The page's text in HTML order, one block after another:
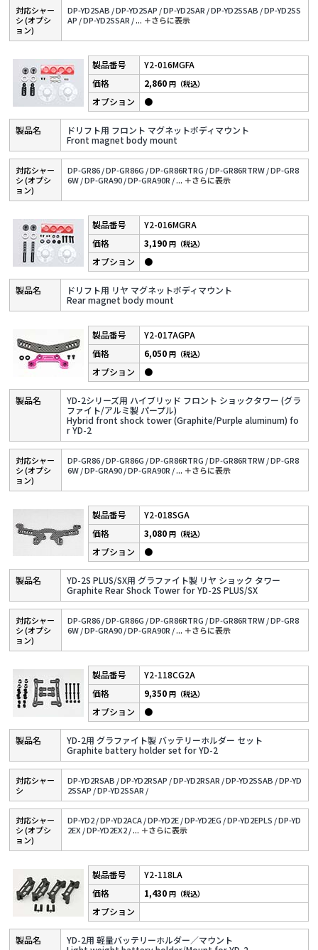
対応シャー
シ (オプシ
ョン)
DP-YD2SAB /DP-YD2SAP /DP-YD2SAR /DP-YD2SSAB /DP-YD2SS
AP /DP-YD2SSAR /... ＋さらに表⽰
Y2-016MGFA
ドリフト用 フロント マグネットボディマウント
Front magnet body mount
2,860円（税込）
●
対応シャー
シ (オプシ
ョン)
DP-GR86 /DP-GR86G /DP-GR86RTRG /DP-GR86RTRW /DP-GR8
6W /DP-GRA90 /DP-GRA90R /... ＋さらに表⽰
Y2-016MGRA
ドリフト用 リヤ マグネットボディマウント
Rear magnet body mount
3,190円（税込）
●
Y2-017AGPA
YD-2シリーズ用 ハイブリッド フロント ショックタワー (グラ
ファイト/アルミ製 パープル)
Hybrid front shock tower (Graphite/Purple aluminum) fo
r YD-2
6,050円（税込）
●
対応シャー
シ (オプシ
ョン)
DP-GR86 /DP-GR86G /DP-GR86RTRG /DP-GR86RTRW /DP-GR8
6W /DP-GRA90 /DP-GRA90R /... ＋さらに表⽰
Y2-018SGA
YD-2S PLUS/SX用 グラファイト製 リヤ ショック タワー
Graphite Rear Shock Tower for YD-2S PLUS/SX
3,080円（税込）
●
対応シャー
シ (オプシ
ョン)
DP-GR86 /DP-GR86G /DP-GR86RTRG /DP-GR86RTRW /DP-GR8
6W /DP-GRA90 /DP-GRA90R /... ＋さらに表⽰
Y2-118CG2A
YD-2用 グラファイト製 バッテリーホルダー セット
Graphite battery holder set for YD-2
9,350円（税込）
●
対応シャー
シ
DP-YD2RSAB /DP-YD2RSAP /DP-YD2RSAR /DP-YD2SSAB /DP-YD
2SSAP /DP-YD2SSAR /
対応シャー
シ (オプシ
ョン)
DP-YD2 /DP-YD2ACA /DP-YD2E /DP-YD2EG /DP-YD2EPLS /DP-YD
2EX /DP-YD2EX2 /... ＋さらに表⽰
Y2-118LA
YD-2用 軽量バッテリーホルダー／マウント
1,430円（税込）